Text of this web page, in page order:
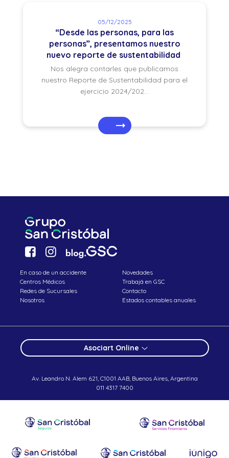
05/12/2025
“Desde las personas, para las
personas”, presentamos nuestro
nuevo reporte de sustentabilidad
Nos alegra contarles que publicamos
nuestro Reporte de Sustentabilidad para el
ejercicio 2024/202...
En caso de un accidente
Centros Médicos
Redes de Sucursales
Nosotros
Novedades
Trabajá en GSC
Contacto
Estados contables anuales
Asociart Online
Av. Leandro N. Alem 621, C1001 AAB, Buenos Aires, Argentina
011 4317 7400